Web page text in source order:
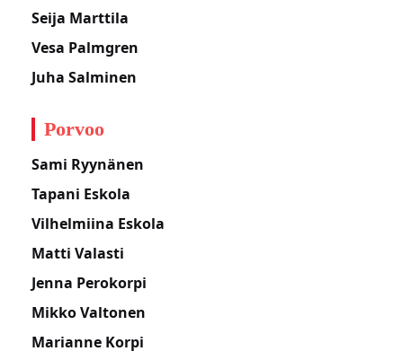
Seija Marttila
Vesa Palmgren
Juha Salminen
Porvoo
Sami Ryynänen
Tapani Eskola
Vilhelmiina Eskola
Matti Valasti
Jenna Perokorpi
Mikko Valtonen
Marianne Korpi